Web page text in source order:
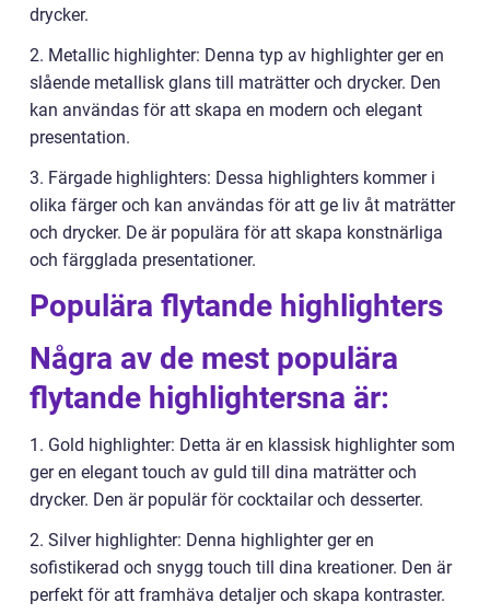
drycker.
2. Metallic highlighter: Denna typ av highlighter ger en
slående metallisk glans till maträtter och drycker. Den
kan användas för att skapa en modern och elegant
presentation.
3. Färgade highlighters: Dessa highlighters kommer i
olika färger och kan användas för att ge liv åt maträtter
och drycker. De är populära för att skapa konstnärliga
och färgglada presentationer.
Populära flytande highlighters
Några av de mest populära
flytande highlightersna är:
1. Gold highlighter: Detta är en klassisk highlighter som
ger en elegant touch av guld till dina maträtter och
drycker. Den är populär för cocktailar och desserter.
2. Silver highlighter: Denna highlighter ger en
sofistikerad och snygg touch till dina kreationer. Den är
perfekt för att framhäva detaljer och skapa kontraster.